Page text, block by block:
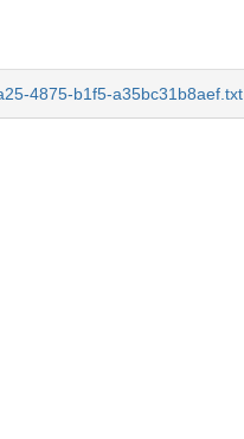
4875-b1f5-a35bc31b8aef.txt